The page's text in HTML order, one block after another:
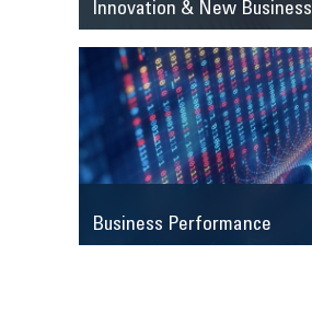
Innovation & New Business
Business Performance